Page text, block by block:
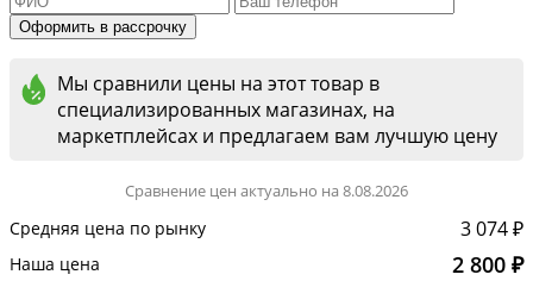
Мы сравнили цены на этот товар в
специализированных магазинах, на
маркетплейсах и предлагаем вам лучшую цену
Сравнение цен актуально на 8.08.2026
Средняя цена по рынку 3 074 ₽
Наша цена 2 800 ₽